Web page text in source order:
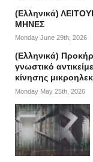
(Ελληνικά)
ΜΗΝΕΣ
Monday June 29th, 2026
(Ελληνικά)
γνωστικό
κίνησης
Monday May 25th, 2026